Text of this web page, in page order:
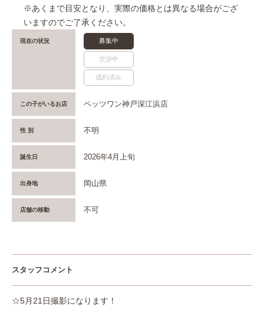
※あくまで目安となり、実際の価格とは異なる場合がござ
いますのでご了承ください。
現在の状況 募集中
交渉中
成約済み
この子がいるお店 ペッツワン神戸深江浜店
性 別 不明
誕生日 2026年4月上旬
出身地 岡山県
店舗の移動 不可
スタッフコメント
☆5月21日撮影になります！